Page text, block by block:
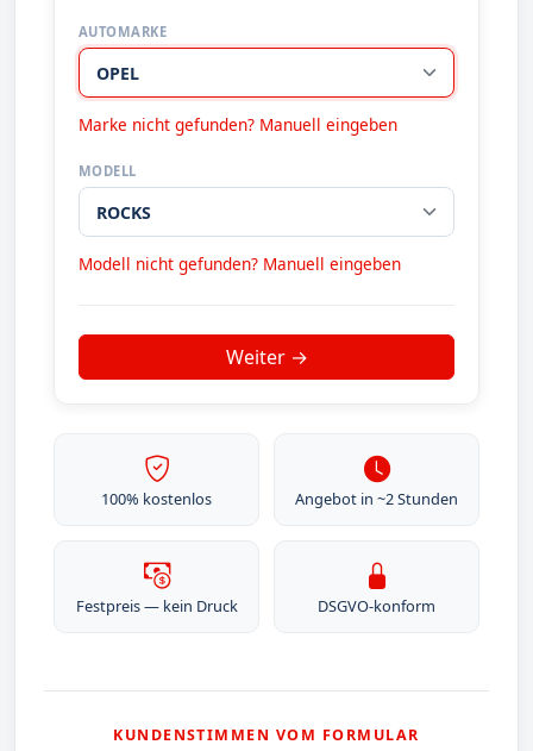
AUTOMARKE
Marke nicht gefunden? Manuell eingeben
MODELL
Modell nicht gefunden? Manuell eingeben
100% kostenlos Angebot in ~2 Stunden
Festpreis — kein Druck DSGVO-konform
KUNDENSTIMMEN VOM FORMULAR